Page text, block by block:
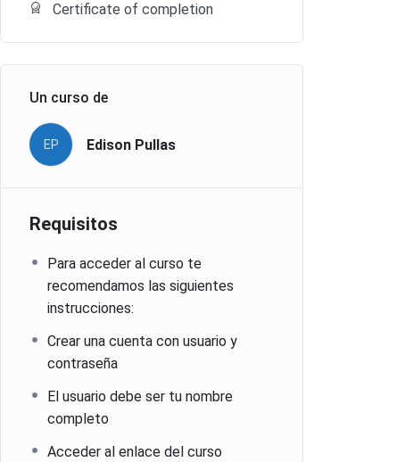
Certificate of completion
Un curso de
EP Edison Pullas
Requisitos
Para acceder al curso te
recomendamos las siguientes
instrucciones:
Crear una cuenta con usuario y
contraseña
El usuario debe ser tu nombre
completo
Acceder al enlace del curso